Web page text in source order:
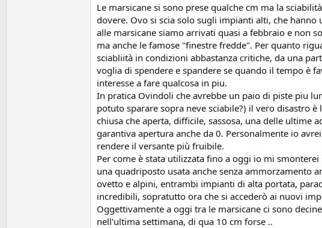
Le marsicane si sono prese qualche cm ma la
dovere. Ovo si scia solo sugli impianti alti, che hanno
alle marsicane siamo arrivati quasi a febbraio e non
ma anche le famose "finestre fredde". Per quanto
sciabliità in condizioni abbastanza critiche, da una
voglia di spendere e spandere se quando il tempo è
interesse a fare qualcosa in piu.
In pratica Ovindoli che avrebbe un paio di piste piu
potuto sparare sopra neve sciabile?) il vero disastro
chiusa che aperta, difficile, sassosa, una delle ultime
garantiva apertura anche da 0. Personalmente io
rendere il versante più fruibile.
Per come è stata utilizzata fino a oggi io mi
una quadriposto usata anche senza ammorzamento
ovetto e alpini, entrambi impianti di alta portata,
incredibili, sopratutto ora che si accederò ai nuovi
Oggettivamente a oggi tra le marsicane ci sono
nell'ultima settimana, di qua 10 cm forse ..